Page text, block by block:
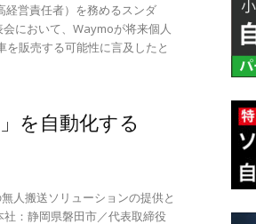
ボ
経営責任者）を務めるスンダ
において、Waymoが将来個人
販売する可能性に言及したと
を自動化する
人搬送ソリューションの提供と
：静岡県磐田市／代表取締役